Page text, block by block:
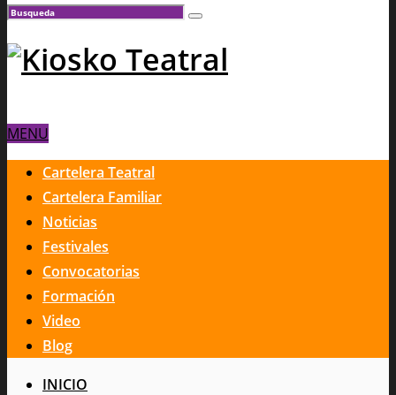
MENU
Cartelera Teatral
Cartelera Familiar
Noticias
Festivales
Convocatorias
Formación
Video
Blog
INICIO